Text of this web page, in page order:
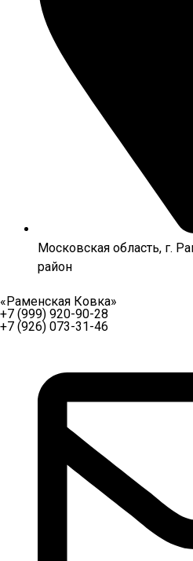
Московская область, г.
район
«Раменская Ковка»
+7 (999) 920-90-28
+7 (926) 073-31-46